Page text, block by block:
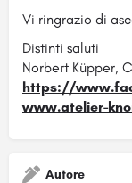
Vi ringrazio di
Distinti saluti
Norbert Küpper,
https://
www.atelier-
Autore